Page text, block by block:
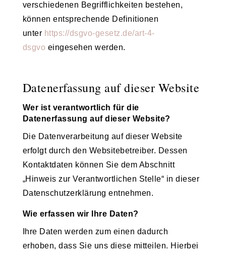
verschiedenen Begrifflichkeiten bestehen,
können entsprechende Definitionen
unter https://dsgvo-gesetz.de/art-4-
dsgvo eingesehen werden.
Datenerfassung auf dieser Website
Wer ist verantwortlich für die
Datenerfassung auf dieser Website?
Die Datenverarbeitung auf dieser Website
erfolgt durch den Websitebetreiber. Dessen
Kontaktdaten können Sie dem Abschnitt
„Hinweis zur Verantwortlichen Stelle“ in dieser
Datenschutzerklärung entnehmen.
Wie erfassen wir Ihre Daten?
Ihre Daten werden zum einen dadurch
erhoben, dass Sie uns diese mitteilen. Hierbei